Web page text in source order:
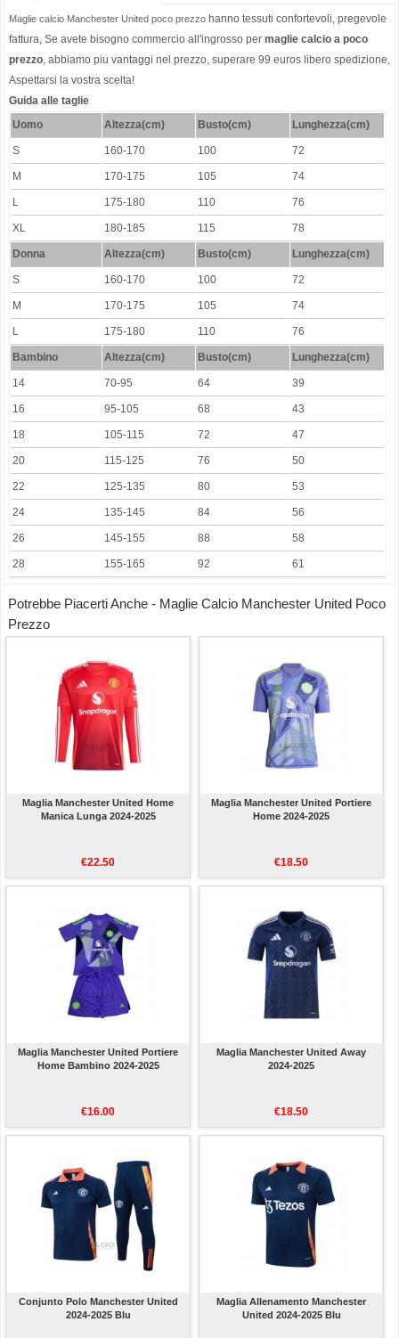
Maglie calcio Manchester United poco prezzo hanno tessuti confortevoli, pregevole
fattura, Se avete bisogno commercio all'ingrosso per maglie calcio a poco
prezzo , abbiamo piu vantaggi nel prezzo, superare 99 euros libero spedizione,
Aspettarsi la vostra scelta!
Guida alle taglie
Uomo
Altezza(cm) Busto(cm) Lunghezza(cm)
S 160-170 100 72
M 170-175 105 74
L 175-180 110 76
XL 180-185 115 78
Donna Altezza(cm) Busto(cm) Lunghezza(cm)
S 160-170 100 72
M 170-175 105 74
L 175-180 110 76
Bambino Altezza(cm) Busto(cm) Lunghezza(cm)
14 70-95 64 39
16 95-105 68 43
18 105-115 72 47
20 115-125 76 50
22 125-135 80 53
24 135-145 84 56
26 145-155 88 58
28 155-165 92 61
Potrebbe Piacerti Anche - Maglie Calcio Manchester United Poco
Prezzo
Maglia Manchester United Home
Manica Lunga 2024-2025
€22.50
Maglia Manchester United Portiere
Home 2024-2025
€18.50
Maglia Manchester United Portiere
Home Bambino 2024-2025
€16.00
Maglia Manchester United Away
2024-2025
€18.50
Conjunto Polo Manchester United
2024-2025 Blu
Maglia Allenamento Manchester
United 2024-2025 Blu